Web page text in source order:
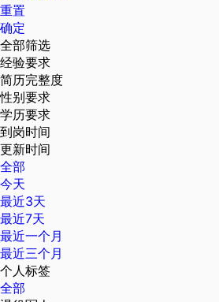
重置
确定
全部筛选
经验要求
简历完整度
性别要求
学历要求
到岗时间
更新时间
全部
今天
最近3天
最近7天
最近一个月
最近三个月
个人标签
全部